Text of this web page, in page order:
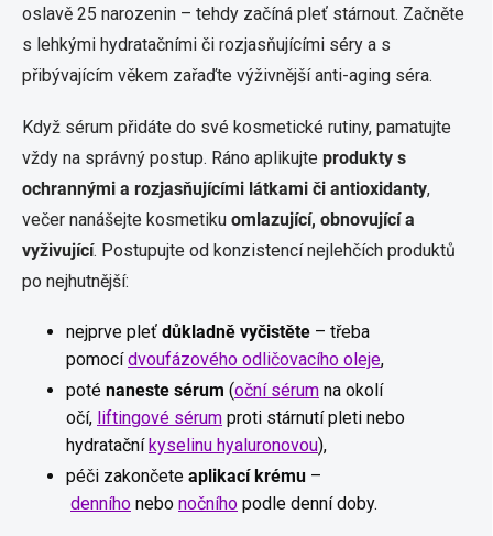
oslavě 25 narozenin – tehdy začíná pleť stárnout. Začněte
s lehkými hydratačními či rozjasňujícími séry a s
přibývajícím věkem zařaďte výživnější anti-aging séra.
Když sérum přidáte do své kosmetické rutiny, pamatujte
vždy na správný postup. Ráno aplikujte produkty s
ochrannými a rozjasňujícími látkami či antioxidanty,
večer nanášejte kosmetiku omlazující, obnovující a
vyživující. Postupujte od konzistencí nejlehčích produktů
po nejhutnější:
nejprve pleť důkladně vyčistěte – třeba
pomocídvoufázového odličovacího oleje,
poté naneste sérum (oční sérum na okolí
očí, liftingové sérum proti stárnutí pleti nebo
hydratačníkyselinu hyaluronovou),
péči zakončete aplikací krému –
denního nebo nočního podle denní doby.